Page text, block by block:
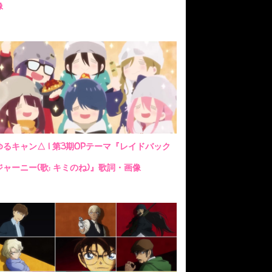
るキャン△ | 第3期OPテーマ『レイドバック
ャーニー(歌: キミのね)』歌詞・画像